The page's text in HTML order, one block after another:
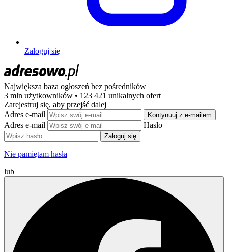
Zaloguj się
Największa baza ogłoszeń bez pośredników
3 mln użytkowników • 123 421 unikalnych ofert
Zarejestruj się, aby przejść dalej
Adres e-mail
Kontynuuj z e-mailem
Adres e-mail Hasło
Zaloguj się
Nie pamiętam hasła
lub